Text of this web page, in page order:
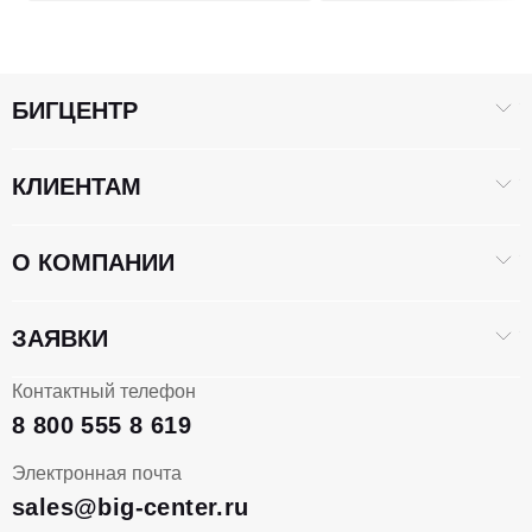
Модель КПП
Грузоподъемность, кг
Высота выгрузки, мм
Контактный телефон
8 800 555 8 619
Электронная почта
sales@big-center.ru
БИГЦЕНТР
КЛИЕНТАМ
О КОМПАНИИ
ЗАЯВКИ